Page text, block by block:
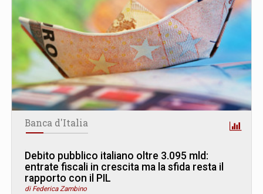
Banca d'Italia
Debito pubblico italiano oltre 3.095 mld:
entrate fiscali in crescita ma la sfida resta il
rapporto con il PIL
di Federica Zambino